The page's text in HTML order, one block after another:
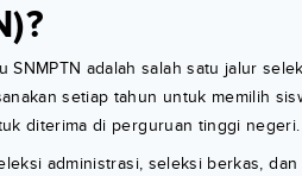
adalah salah satu jalur
setiap tahun untuk memilih
diterima di perguruan tinggi negeri.
administrasi, seleksi berkas,